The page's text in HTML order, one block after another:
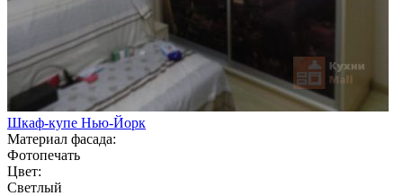
Шкаф-купе Нью-Йорк
Материал фасада:
Фотопечать
Цвет:
Светлый